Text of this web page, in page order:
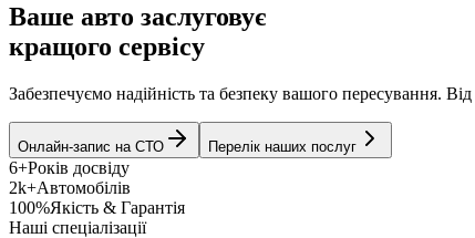
Ваше авто заслуговує
кращого сервісу
Забезпечуємо надійність та безпеку вашого пересування.
Онлайн-запис на СТО Перелік наших послуг
6+Років досвіду
2k+Автомобілів
100%Якість & Гарантія
Наші спеціалізації